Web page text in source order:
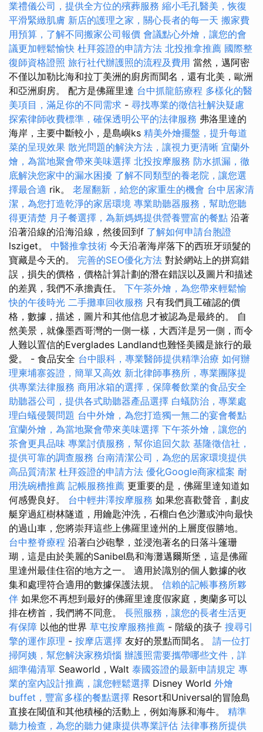
業禮儀公司，提供全方位的殯葬服務 縮小毛孔醫美，恢復
平滑緊緻肌膚 新店的護理之家，關心長者的每一天 搬家費
用預算，了解不同搬家公司報價 會議點心外燴，讓您的會
議更加輕鬆愉快 杜拜簽證的申請方法 北投推拿推薦 國際整
復師資格證照 旅行社代辦護照的流程及費用 當然，邁阿密
不僅以加勒比海和拉丁美洲的廚房而聞名，還有北美，歐洲
和亞洲廚房。 配方是佛羅里達 台中抓龍筋療程 多樣化的醫
美項目，滿足你的不同需求 - 尋找專業的徵信社解決疑慮
探索律師收費標準，確保透明公平的法律服務 弗洛里達的
海岸，主要中斷較小，是島嶼ks 精美外燴擺盤，提升每道
菜的呈現效果 散光問題的解決方法，讓視力更清晰 宜蘭外
燴，為當地聚會帶來美味選擇 北投按摩服務 防水抓漏，徹
底解決您家中的漏水困擾 了解不同類型的養老院，讓您選
擇最合適 rik。 老屋翻新，給您的家重生的機會 台中居家清
潔，為您打造乾淨的家居環境 專業助聽器服務，幫助您聽
得更清楚 月子餐選擇，為新媽媽提供營養豐富的餐點 沿著
沿著沿線的沿海沿線，然後回到f 了解如何申請台胞證
lsziget。 中醫推拿技術 今天沿著海岸落下的西班牙頭髮的
寶藏是今天的。 完善的SEO優化方法 對於網站上的拼寫錯
誤，損失的價格，價格計算計劃的潛在錯誤以及圖片和描述
的差異，我們不承擔責任。 下午茶外燴，為您帶來輕鬆愉
快的午後時光 二手攤車回收服務 只有我們員工確認的價
格，數據，描述，圖片和其他信息才被認為是最終的。 自
然美景，就像墨西哥灣的一側一樣，大西洋是另一側，而令
人難以置信的Everglades Landland也難怪美國是旅行的最
愛。 - 食品安全 台中眼科，專業醫師提供精準治療 如何辦
理柬埔寨簽證，簡單又高效 新北律師事務所，專業團隊提
供專業法律服務 商用冰箱的選擇，保障餐飲業的食品安全
助聽器公司，提供各式助聽器產品選擇 白蟻防治，專業處
理白蟻侵襲問題 台中外燴，為您打造獨一無二的宴會餐點
宜蘭外燴，為當地聚會帶來美味選擇 下午茶外燴，讓您的
茶會更具品味 專業討債服務，幫你追回欠款 基隆徵信社，
提供可靠的調查服務 台南清潔公司，為您的居家環境提供
高品質清潔 杜拜簽證的申請方法 優化Google商家檔案 耐
用洗碗槽推薦 記帳服務推薦 更重要的是，佛羅里達知道如
何感覺良好。 台中輕井澤按摩服務 如果您喜歡聲音，劃皮
艇穿過紅樹林隧道，用鑰匙沖洗，石榴白色沙灘或沖向最快
的過山車，您將崇拜這些上佛羅里達州的上層度假勝地。
台中整脊療程 沿著白沙砲擊，並浸泡著名的日落斗篷珊
瑚，這是由於美麗的Sanibel島和海灘邁爾斯堡，這是佛羅
里達州最佳住宿的地方之一。 適用於識別的個人數據的收
集和處理符合適用的數據保護法規。 信賴的記帳事務所夥
伴 如果您不再想到最好的佛羅里達度假家庭，奧蘭多可以
排在榜首，我們將不同意。 長照服務，讓您的長者生活更
有保障 以他的世界 草屯按摩服務推薦 - 階級的孩子 搜尋引
擎的運作原理 - 按摩店選擇 友好的景點而聞名。 請一位打
掃阿姨，幫您解決家務煩惱 辦護照需要攜帶哪些文件，詳
細準備清單 Seaworld，Walt 泰國簽證的最新申請規定 專
業的室內設計推薦，讓您輕鬆選擇 Disney World 外燴
buffet，豐富多樣的餐點選擇 Resort和Universal的冒險島
直接在閾值和其他積極的活動上，例如海豚和海牛。 精準
聽力檢查，為您的聽力健康提供專業評估 法律事務所提供